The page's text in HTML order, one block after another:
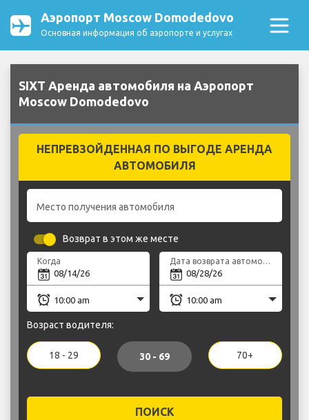
Аэропорт Moscow Domodedovo
Основная информация об аэропорте и услугах
SIXT Аренда автомобиля на Аэропорт
Moscow Domodedovo
НЕПРЕВЗОЙДЕННАЯ ПО ВЫГОДЕ АРЕНДА
АВТОМОБИЛЯ
Место получения автомобиля
Возврат в этом же месте
Когда Дата возврата автомобиля
Возраст водителя:
18 - 29 30 - 69 70+
ПОИСК